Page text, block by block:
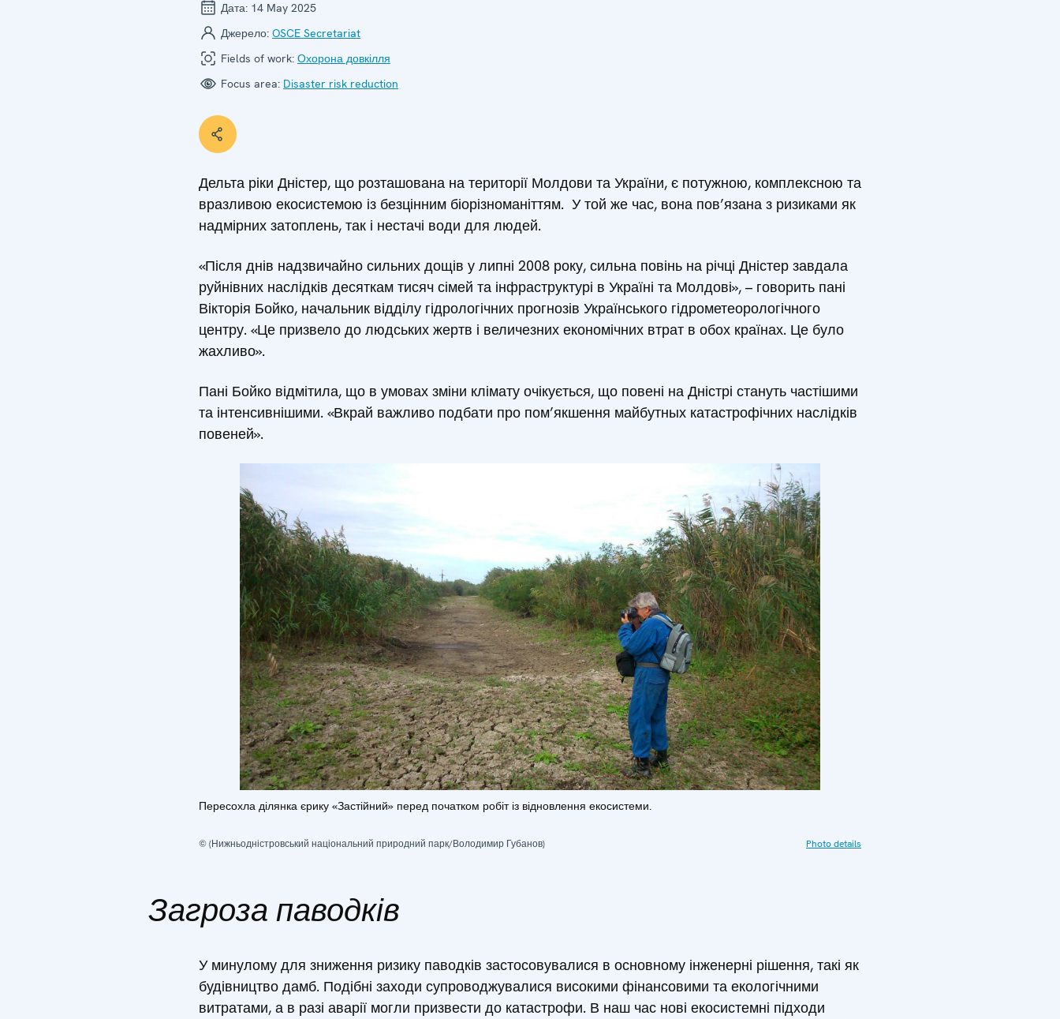
Дата: 14 May 2025
Джерело: OSCE Secretariat
Fields of work: Охорона довкілля
Focus area: Disaster risk reduction
Дельта ріки Дністер, що розташована на території Молдови та України, є потужною, комплексною та
вразливою екосистемою із безцінним біорізноманіттям. У той же час, вона пов’язана з ризиками як
надмірних затоплень, так і нестачі води для людей.
«Після днів надзвичайно сильних дощів у липні 2008 року, сильна повінь на річці Дністер завдала
руйнівних наслідків десяткам тисяч сімей та інфраструктурі в Україні та Молдові», – говорить пані
Вікторія Бойко, начальник відділу гідрологічних прогнозів Українського гідрометеорологічного
центру. «Це призвело до людських жертв і величезних економічних втрат в обох країнах. Це було
жахливо».
Пані Бойко відмітила, що в умовах зміни клімату очікується, що повені на Дністрі стануть частішими
та інтенсивнішими. «Вкрай важливо подбати про пом’якшення майбутных катастрофічних наслідків
повеней».
Пересохла ділянка єрику «Застійний» перед початком робіт із відновлення екосистеми.
© (Нижньодністровський національний природний парк/Володимир Губанов) Photo details
Загроза паводків
У минулому для зниження ризику паводків застосовувалися в основному інженерні рішення, такі як
будівництво дамб. Подібні заходи супроводжувалися високими фінансовими та екологічними
витратами, а в разі аварії могли призвести до катастрофи. В наш час нові екосистемні підходи